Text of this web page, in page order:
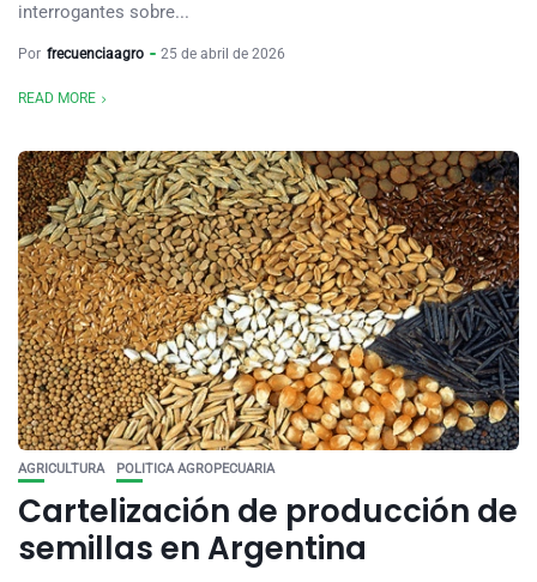
interrogantes sobre...
Por frecuenciaagro 25 de abril de 2026
READ MORE
AGRICULTURA POLITICA AGROPECUARIA
Cartelización de producción de
semillas en Argentina